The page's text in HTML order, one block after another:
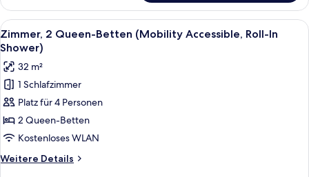
2 Queen-
Betten
(Hearing
Accessible)
Alle
Fotos
für
Zimmer,
2 Queen-
Betten
(Mobility
Accessible,
Roll-
In
Ein Hotelzimmer mit zwei Betten,
5
Zimmer, 2 Queen-Betten (Mobility Accessible, Roll-In
Shower)
32 m²
1 Schlafzimmer
Platz für 4 Personen
2 Queen-Betten
Kostenloses WLAN
Weitere Details
Weitere